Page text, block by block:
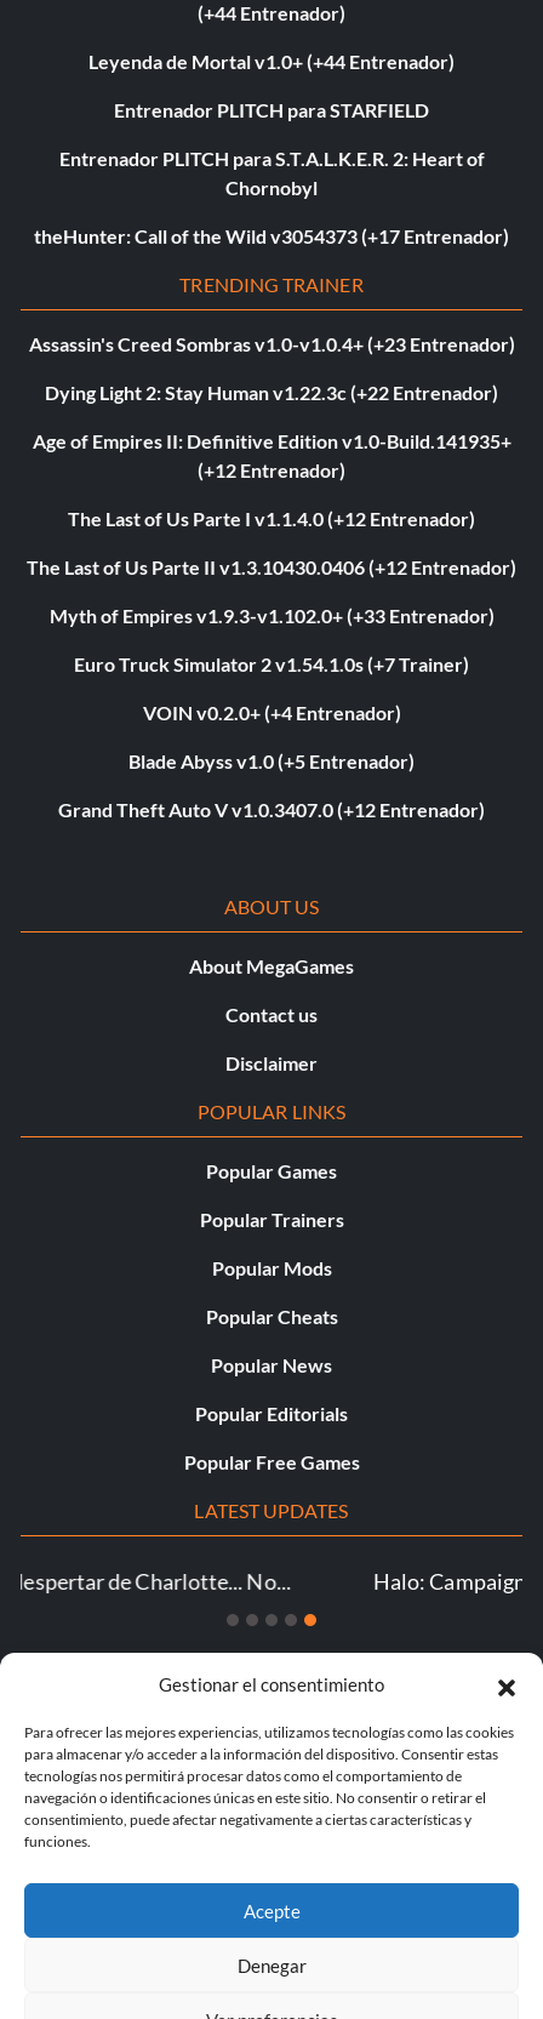
Gestionar el consentimiento
Para ofrecer las mejores experiencias, utilizamos tecnologías como las cookies
para almacenar y/o acceder a la información del dispositivo. Consentir estas
tecnologías nos permitirá procesar datos como el comportamiento de
navegación o identificaciones únicas en este sitio. No consentir o retirar el
consentimiento, puede afectar negativamente a ciertas características y
funciones.
Acepte
Denegar
(+44 Entrenador)
Leyenda de Mortal v1.0+ (+44 Entrenador)
Entrenador PLITCH para STARFIELD
Entrenador PLITCH para S.T.A.L.K.E.R. 2: Heart of
Chornobyl
theHunter: Call of the Wild v3054373 (+17 Entrenador)
TRENDING TRAINER
Assassin's Creed Sombras v1.0-v1.0.4+ (+23 Entrenador)
Dying Light 2: Stay Human v1.22.3c (+22 Entrenador)
Age of Empires II: Definitive Edition v1.0-Build.141935+
(+12 Entrenador)
The Last of Us Parte I v1.1.4.0 (+12 Entrenador)
The Last of Us Parte II v1.3.10430.0406 (+12 Entrenador)
Myth of Empires v1.9.3-v1.102.0+ (+33 Entrenador)
Euro Truck Simulator 2 v1.54.1.0s (+7 Trainer)
VOIN v0.2.0+ (+4 Entrenador)
Blade Abyss v1.0 (+5 Entrenador)
Grand Theft Auto V v1.0.3407.0 (+12 Entrenador)
ABOUT US
About MegaGames
Contact us
Disclaimer
POPULAR LINKS
Popular Games
Popular Trainers
Popular Mods
Popular Cheats
Popular News
Popular Editorials
Popular Free Games
LATEST UPDATES
Halo: Campaign Evolved v1.0-v2026072...
© 1998 - 2026 MegaGames.com All rights reserved
Privacy Policy
Terms of Service
Manage Cookie
Settings